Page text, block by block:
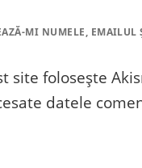
MI NUMELE, EMAILUL
site folosește
datele